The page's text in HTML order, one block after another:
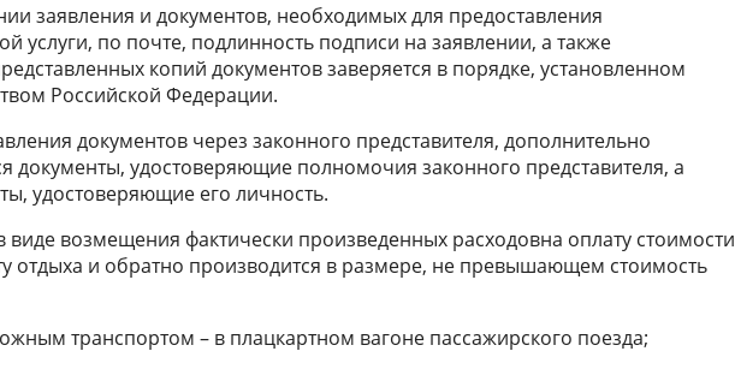
заявления и документов, необходимых для предоставления
услуги, по почте, подлинность подписи на заявлении, а также
копий документов заверяется в порядке, установленном
Российской Федерации.
документов через законного представителя, дополнительно
документы, удостоверяющие полномочия законного представителя, а
удостоверяющие его личность.
виде возмещения фактически произведенных расходовна оплату стоимости
отдыха и обратно производится в размере, не превышающем стоимость
транспортом – в плацкартном вагоне пассажирского поезда;